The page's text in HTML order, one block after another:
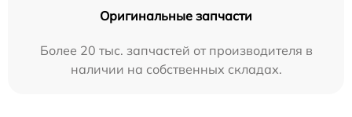
Оригинальные запчасти
Более 20 тыс. запчастей от производителя в
наличии на собственных складах.